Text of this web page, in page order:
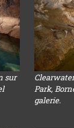
sur
Park,
galerie.